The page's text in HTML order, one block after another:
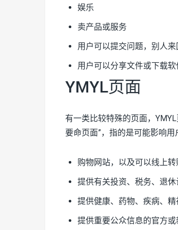
娱乐
卖产品或服务
用户可以提交问题，别人来
用户可以分享文件或下载软
YMYL页面
有一类比较特殊的页面，
要命页面”，指的是可能影响
购物网站，以及可以线上
提供有关投资、税务、退
提供健康、药物、疾病、
提供重要公众信息的官方